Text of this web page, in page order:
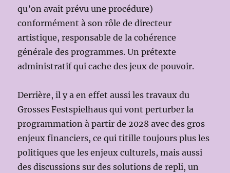
qu’on avait prévu une procédure)
conformément à son rôle de directeur
artistique, responsable de la cohérence
générale des programmes. Un prétexte
administratif qui cache des jeux de pouvoir.
Derrière, il y a en effet aussi les travaux du
Grosses Festspielhaus qui vont perturber la
programmation à partir de 2028 avec des gros
enjeux financiers, ce qui titille toujours plus les
politiques que les enjeux culturels, mais aussi
des discussions sur des solutions de repli, un